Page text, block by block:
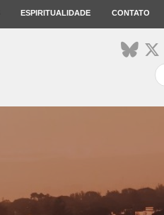
ESPIRITUALIDADE CONTATO